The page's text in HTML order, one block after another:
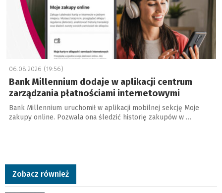
06.08.2026 (19:56)
Bank Millennium dodaje w aplikacji centrum
zarządzania płatnościami internetowymi
Bank Millennium uruchomił w aplikacji mobilnej sekcję Moje
zakupy online. Pozwala ona śledzić historię zakupów w …
Zobacz również